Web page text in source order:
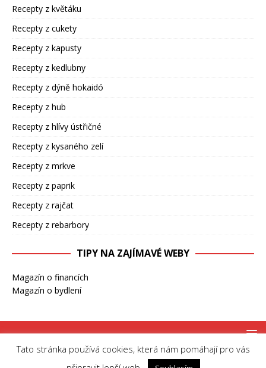
Recepty z květáku
Recepty z cukety
Recepty z kapusty
Recepty z kedlubny
Recepty z dýně hokaidó
Recepty z hub
Recepty z hlívy ústřičné
Recepty z kysaného zelí
Recepty z mrkve
Recepty z paprik
Recepty z rajčat
Recepty z rebarbory
TIPY NA ZAJÍMAVÉ WEBY
Magazín o financích
Magazín o bydlení
Copyright © 2026 | MH Magazine WordPress Theme by
Tato stránka používá cookies, která nám pomáhají pro vás